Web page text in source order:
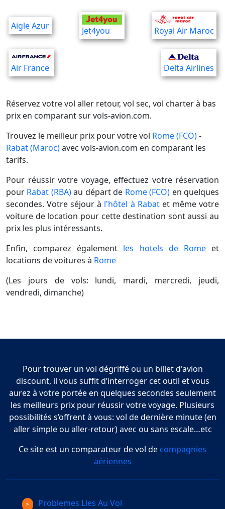
Aigle Azur Jet4you Royal Air Maroc
Air France Delta Airlines
Réservez votre vol aller retour, vol sec, vol charter à bas
prix en comparant sur vols-avion.com.
Trouvez le meilleur prix pour votre vol Rome (FCO)-
Rabat (Maroc)avec vols-avion.com en comparant les
tarifs.
Pour réussir votre voyage, effectuez votre réservation
pour Rabat (RBA)au départ de Rome (FCO) en quelques
secondes. Votre séjour à l'hôtel à Rabatet même votre
voiture de location pour cette destination sont aussi au
prix les plus intéressants.
Enfin, comparez également les hotels de Romeet
locations de voitures à Rome
(Les jours de vols: lundi, mardi, mercredi, jeudi,
vendredi, dimanche)
Pour trouver un vol dégriffé ou un billet d'avion
discount, il vous suffit d’interroger cet outil et vous
aurez à votre portée en quelques secondes seulement
les meilleurs prix pour réussir votre voyage. Plusieurs
possibilités s’offrent à vous: vol de dernière minute (en
aller simple ou aller-retour) avec ou sans escale…etc
Ce site est un comparateur de vol de compagnies
aériennes
Problemes Lies Au Vol